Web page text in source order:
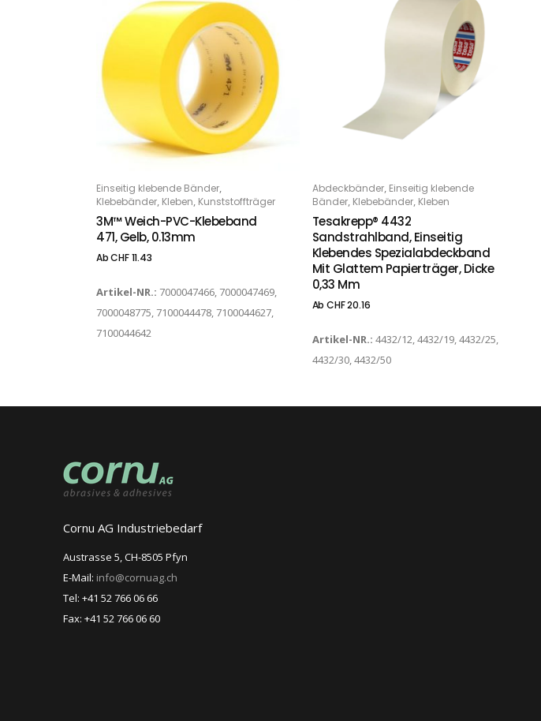
OPTIONS
Einseitig klebende Bänder,
Klebebänder, Kleben, Kunststoffträger
3M™ Weich-PVC-Klebeband
471, Gelb, 0.13mm
AbCHF11.43
Artikel-NR.: 7000047466, 7000047469,
7000048775, 7100044478, 7100044627,
7100044642
OPTIONS
Abdeckbänder, Einseitig klebende
Bänder, Klebebänder, Kleben
Tesakrepp® 4432
Sandstrahlband, Einseitig
Klebendes Spezialabdeckband
Mit Glattem Papierträger, Dicke
0,33 Mm
AbCHF20.16
Artikel-NR.: 4432/12, 4432/19, 4432/25,
4432/30, 4432/50
Cornu AG Industriebedarf
Austrasse 5, CH-8505 Pfyn
E-Mail: info@cornuag.ch
Tel: +41 52 766 06 66
Fax: +41 52 766 06 60